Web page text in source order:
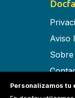
Aviso
Personalizamos tu